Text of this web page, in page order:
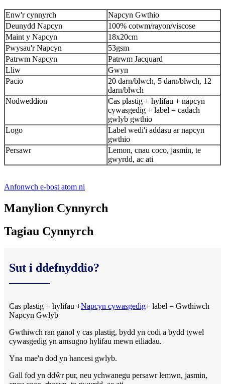
Enw'r cynnyrch
Napcyn Gwthio
Deunydd Napcyn
100% cotwm/rayon/viscose
Maint y Napcyn
18x20cm
Pwysau'r Napcyn
53gsm
Patrwm Napcyn
Patrwm Jacquard
Lliw
Gwyn
Pacio
20 darn/blwch, 5 darn/blwch, 12
darn/blwch
Nodweddion
Cas plastig + hylifau + napcyn
cywasgedig + label = cadach
gwlyb gwthio
Logo
Label wedi'i addasu ar napcyn
gwthio
Persawr
Lemon, cnau coco, jasmin, te
gwyrdd, ac ati
Anfonwch e-bost atom ni
Manylion Cynnyrch
Tagiau Cynnyrch
Sut i ddefnyddio?
Cas plastig + hylifau +Napcyn cywasgedig+ label = Gwthiwch
Napcyn Gwlyb
Gwthiwch ran ganol y cas plastig, bydd yn codi a bydd tywel
cywasgedig yn amsugno hylifau mewn eiliadau.
Yna mae'n dod yn hancesi gwlyb.
Gall fod yn ddŵr pur, neu ychwanegu persawr lemwn, jasmin,